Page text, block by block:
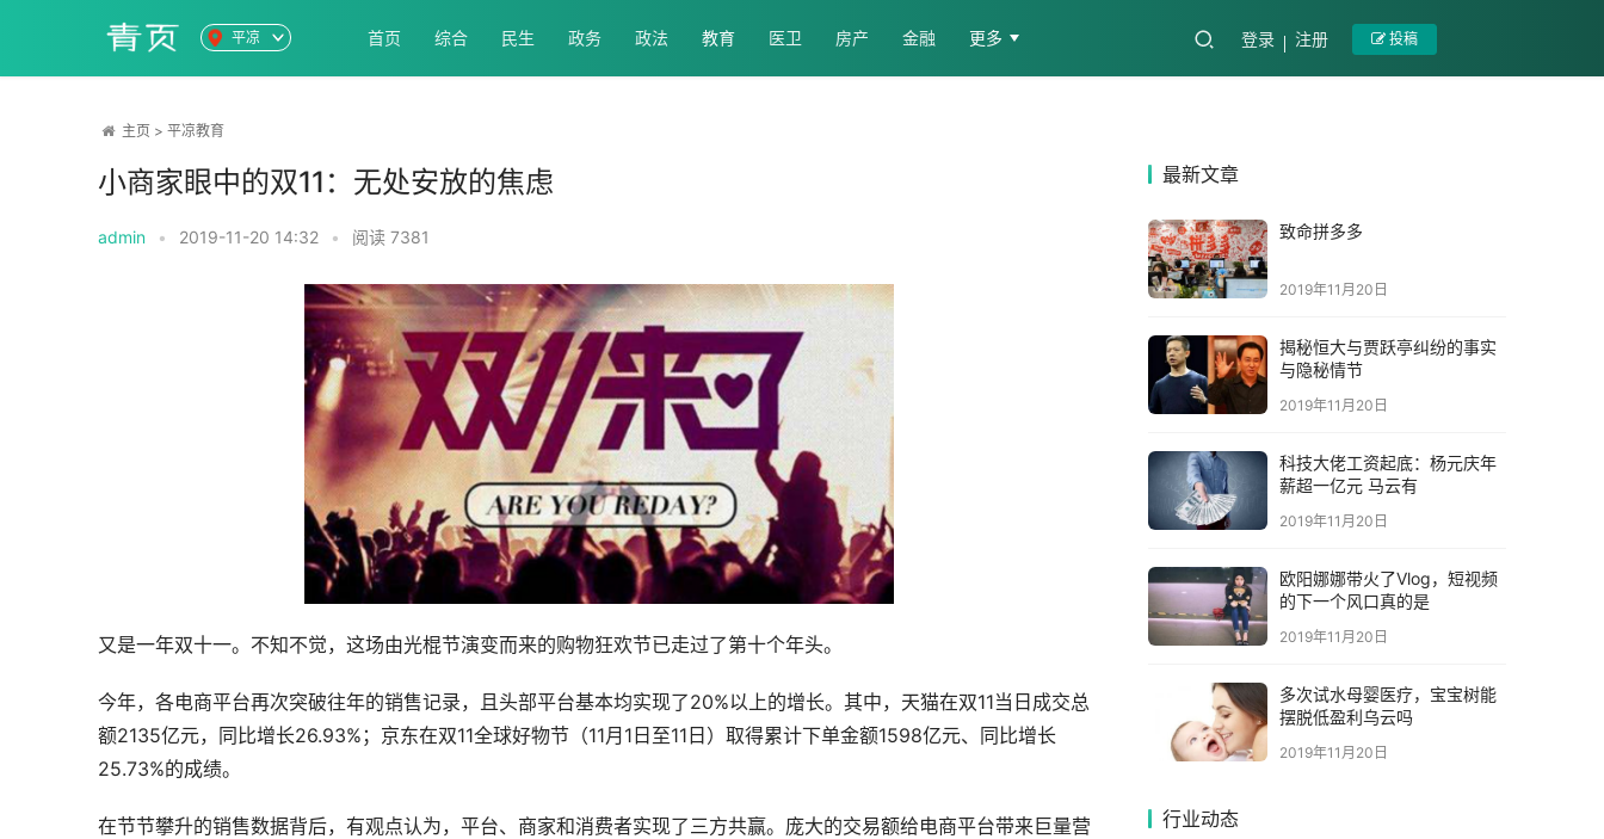
平凉 首页 综合 民生 政务 政法 教育 医卫 房产 金融 更多 登录 注册 投稿
主页 > 平凉教育
小商家眼中的双11：无处安放的焦虑
admin • 2019-11-20 14:32 • 阅读 7381
又是一年双十一。不知不觉，这场由光棍节演变而来的购物狂欢节已走过了第十个年头。
今年，各电商平台再次突破往年的销售记录，且头部平台基本均实现了20%以上的增长。其中，天猫在双11当日成交总
额2135亿元，同比增长26.93%；京东在双11全球好物节（11月1日至11日）取得累计下单金额1598亿元、同比增长
25.73%的成绩。
在节节攀升的销售数据背后，有观点认为，平台、商家和消费者实现了三方共赢。庞大的交易额给电商平台带来巨量营
最新文章
致命拼多多
2019年11月20日
揭秘恒大与贾跃亭纠纷的事实
与隐秘情节
2019年11月20日
科技大佬工资起底：杨元庆年
薪超一亿元 马云有
2019年11月20日
欧阳娜娜带火了Vlog，短视频
的下一个风口真的是
2019年11月20日
多次试水母婴医疗，宝宝树能
摆脱低盈利乌云吗
2019年11月20日
行业动态